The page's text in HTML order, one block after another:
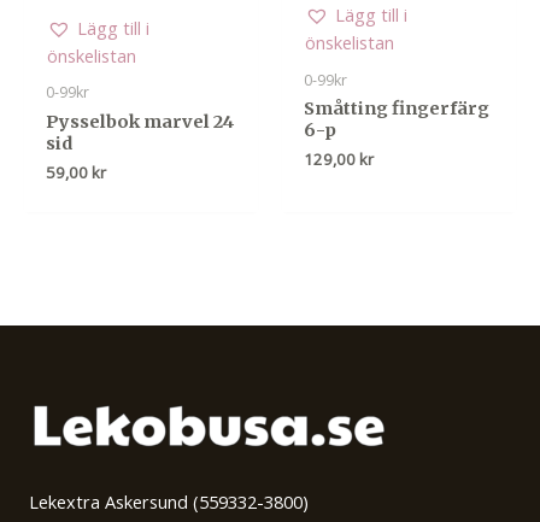
Lägg till i
önskelistan
0-99kr
Pysselbok marvel 24
sid
59,00 kr
Lägg till i
önskelistan
0-99kr
Småtting fingerfärg
6-p
129,00 kr
Lekextra Askersund (559332-3800)